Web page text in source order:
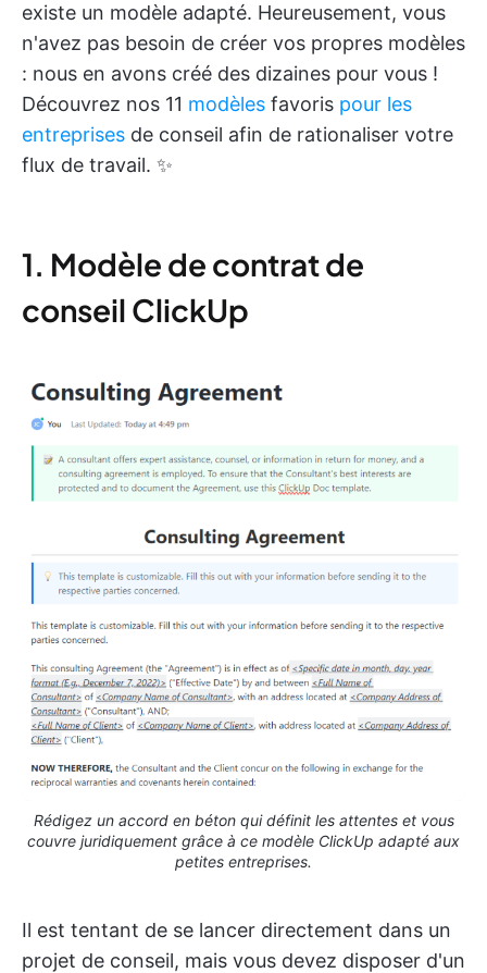
existe un modèle adapté. Heureusement, vous
n'avez pas besoin de créer vos propres modèles
: nous en avons créé des dizaines pour vous !
Découvrez nos 11 modèles favoris pour les
entreprises de conseil afin de rationaliser votre
flux de travail. ✨
1. Modèle de contrat de
conseil ClickUp
Rédigez un accord en béton qui définit les attentes et vous
couvre juridiquement grâce à ce modèle ClickUp adapté aux
petites entreprises.
Il est tentant de se lancer directement dans un
projet de conseil, mais vous devez disposer d'un